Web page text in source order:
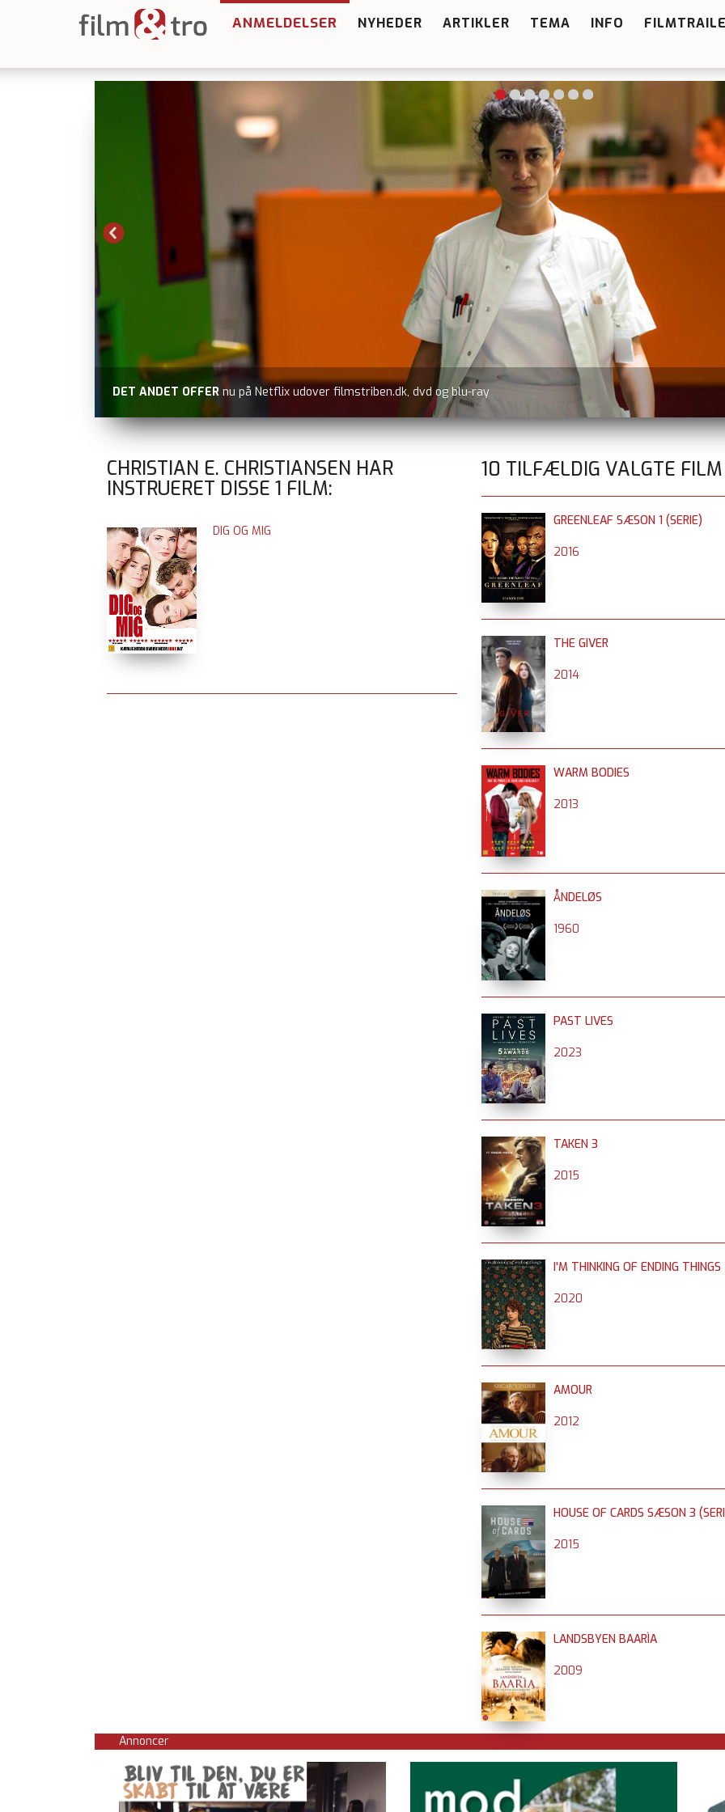
ANMELDELSER NYHEDER ARTIKLER TEMA INFO
DET ANDET OFFER nu på Netflix udover filmstriben.dk, dvd og blu-ray
CHRISTIAN E. CHRISTIANSEN HAR
INSTRUERET DISSE 1 FILM:
DIG OG MIG
10 TILFÆLDIG VALGTE FILM
GREENLEAF SÆSON 1 (SERIE)
2016
THE GIVER
2014
WARM BODIES
2013
ÅNDELØS
1960
PAST LIVES
2023
TAKEN 3
2015
I'M THINKING OF ENDING THINGS
2020
AMOUR
2012
HOUSE OF CARDS SÆSON 3
2015
LANDSBYEN BAARÌA
2009
Annoncer